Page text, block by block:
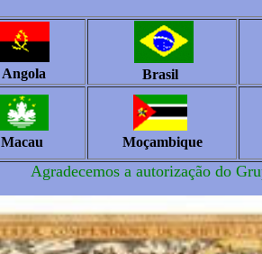
Angola Brasil
Macau Moçambique
Agradecemos a autorização do